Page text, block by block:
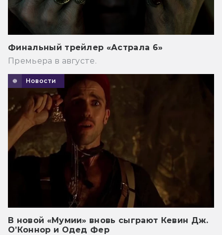
Финальный трейлер «Астрала 6»
Премьера в августе.
Новости
В новой «Мумии» вновь сыграют Кевин Дж.
О’Коннор и Одед Фер